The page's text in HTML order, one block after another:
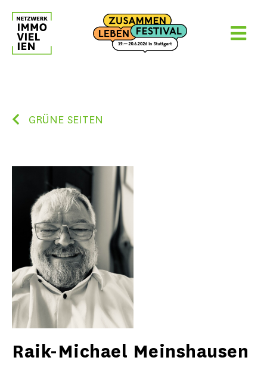
content
GRÜNE SEITEN
Raik-Michael Meinshausen